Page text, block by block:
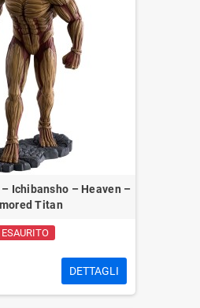
Ichibansho – Heaven –
Titan
ESAURITO
DETTAGLI